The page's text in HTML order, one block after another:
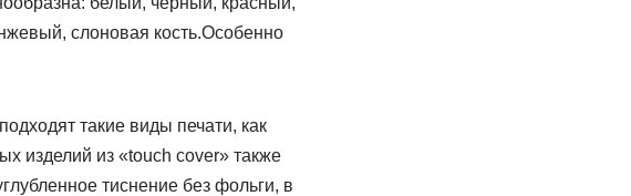
слоновая кость.Особенно
такие виды печати, как
изделий из «touch cover» также
тиснение без фольги, в